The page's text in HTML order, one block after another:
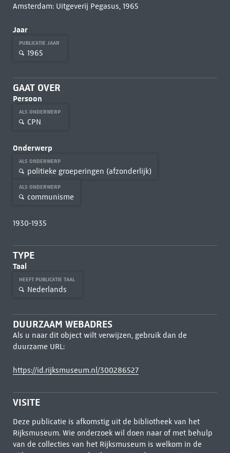
Amsterdam: Uitgeverij Pegasus, 1965
Jaar
PUBLICATIE JAAR
1965
GAAT OVER
Persoon
ALS ONDERWERP
CPN
Onderwerp
ALS ONDERWERP
politieke groeperingen (afzonderlijk)
ALS ONDERWERP
communisme
1930-1935
TYPE
Taal
HEEFT PUBLICATIE TAAL
Nederlands
DUURZAAM WEBADRES
Als u naar dit object wilt verwijzen, gebruik dan de
duurzame URL:
https://id.rijksmuseum.nl/300286527
VISITE
Deze publicatie is afkomstig uit de bibliotheek van het
Rijksmuseum. Wie onderzoek wil doen naar of met behulp
van de collecties van het Rijksmuseum is welkom in de